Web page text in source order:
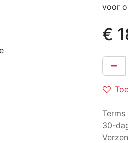
voor
€
30-